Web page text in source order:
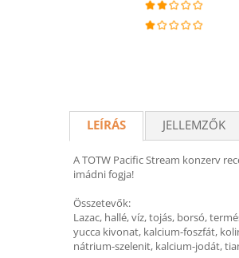
LEÍRÁS JELLEMZŐK
A TOTW Pacific Stream konzerv
imádni fogja!
Összetevők:
Lazac, hallé, víz, tojás, borsó,
yucca kivonat, kalcium-foszfát,
nátrium-szelenit, kalcium-jodát,